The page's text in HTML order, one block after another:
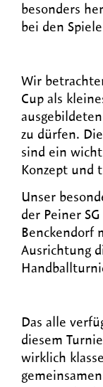
besonders
bei den
Wir
Cup als
zu dürfen.
sind ein
Konzept und
Unser
der Peiner
Benckendorf
Ausrichtung
Das alle
diesem
wirklich